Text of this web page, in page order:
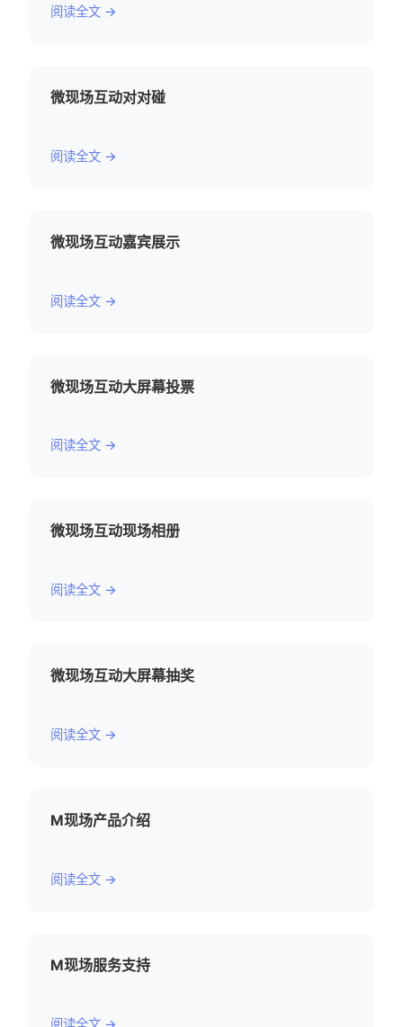
阅读全文 →
微现场互动对对碰
阅读全文 →
微现场互动嘉宾展示
阅读全文 →
微现场互动大屏幕投票
阅读全文 →
微现场互动现场相册
阅读全文 →
微现场互动大屏幕抽奖
阅读全文 →
M现场产品介绍
阅读全文 →
M现场服务支持
阅读全文 →